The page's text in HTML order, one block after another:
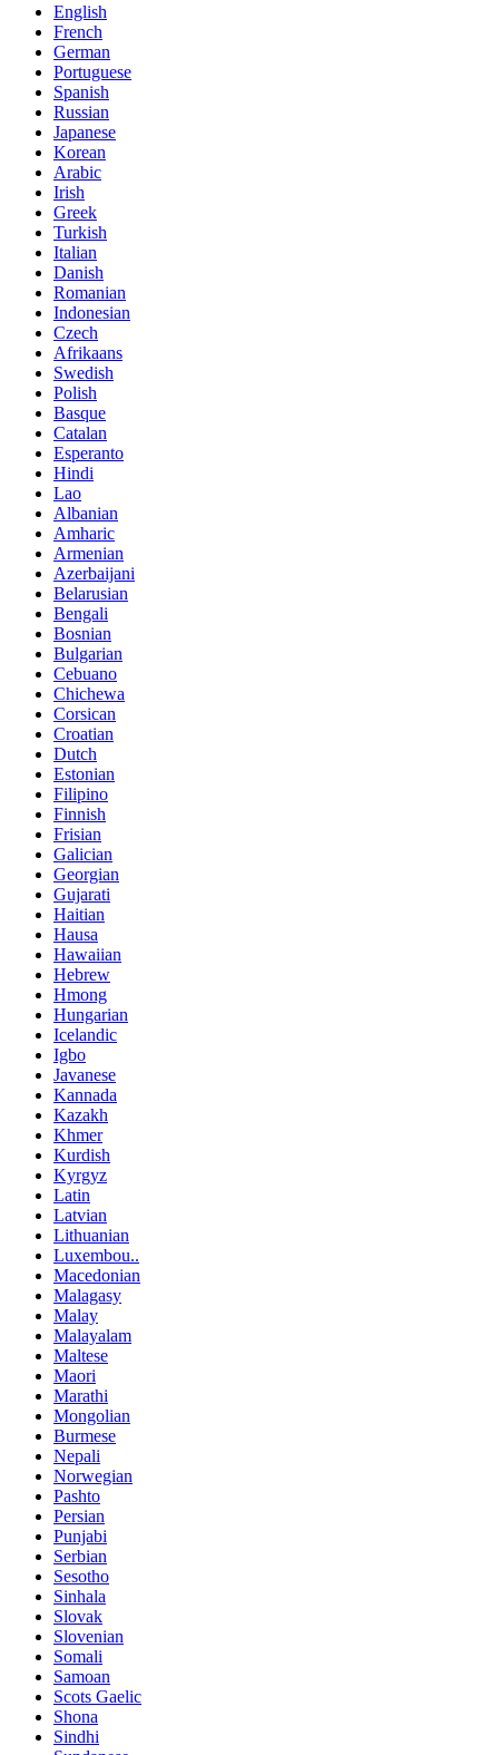
English
French
German
Portuguese
Spanish
Russian
Japanese
Korean
Arabic
Irish
Greek
Turkish
Italian
Danish
Romanian
Indonesian
Czech
Afrikaans
Swedish
Polish
Basque
Catalan
Esperanto
Hindi
Lao
Albanian
Amharic
Armenian
Azerbaijani
Belarusian
Bengali
Bosnian
Bulgarian
Cebuano
Chichewa
Corsican
Croatian
Dutch
Estonian
Filipino
Finnish
Frisian
Galician
Georgian
Gujarati
Haitian
Hausa
Hawaiian
Hebrew
Hmong
Hungarian
Icelandic
Igbo
Javanese
Kannada
Kazakh
Khmer
Kurdish
Kyrgyz
Latin
Latvian
Lithuanian
Luxembou..
Macedonian
Malagasy
Malay
Malayalam
Maltese
Maori
Marathi
Mongolian
Burmese
Nepali
Norwegian
Pashto
Persian
Punjabi
Serbian
Sesotho
Sinhala
Slovak
Slovenian
Somali
Samoan
Scots Gaelic
Shona
Sindhi